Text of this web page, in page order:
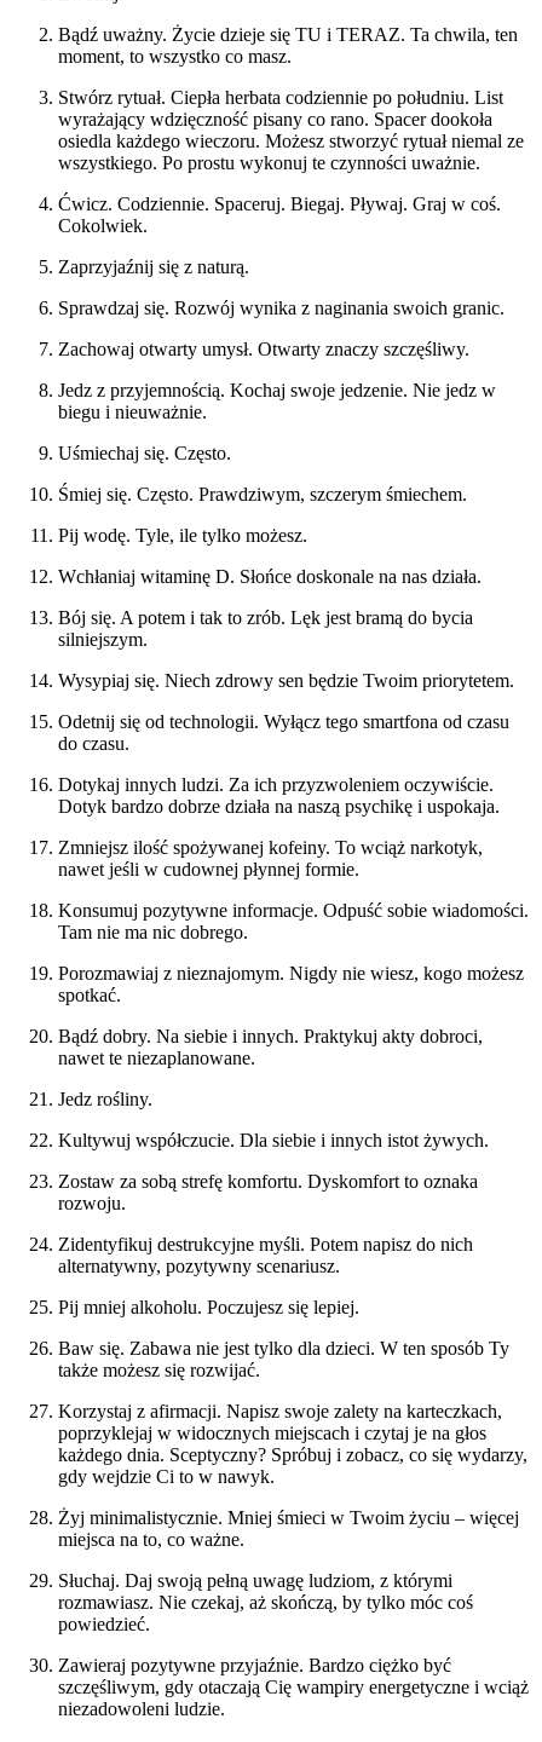
Bądź uważny. Życie dzieje się TU i TERAZ. Ta chwila, ten
moment, to wszystko co masz.
Stwórz rytuał. Ciepła herbata codziennie po południu. List
wyrażający wdzięczność pisany co rano. Spacer dookoła
osiedla każdego wieczoru. Możesz stworzyć rytuał niemal ze
wszystkiego. Po prostu wykonuj te czynności uważnie.
Ćwicz. Codziennie. Spaceruj. Biegaj. Pływaj. Graj w coś.
Cokolwiek.
Zaprzyjaźnij się z naturą.
Sprawdzaj się. Rozwój wynika z naginania swoich granic.
Zachowaj otwarty umysł. Otwarty znaczy szczęśliwy.
Jedz z przyjemnością. Kochaj swoje jedzenie. Nie jedz w
biegu i nieuważnie.
Uśmiechaj się. Często.
Śmiej się. Często. Prawdziwym, szczerym śmiechem.
Pij wodę. Tyle, ile tylko możesz.
Wchłaniaj witaminę D. Słońce doskonale na nas działa.
Bój się. A potem i tak to zrób. Lęk jest bramą do bycia
silniejszym.
Wysypiaj się. Niech zdrowy sen będzie Twoim priorytetem.
Odetnij się od technologii. Wyłącz tego smartfona od czasu
do czasu.
Dotykaj innych ludzi. Za ich przyzwoleniem oczywiście.
Dotyk bardzo dobrze działa na naszą psychikę i uspokaja.
Zmniejsz ilość spożywanej kofeiny. To wciąż narkotyk,
nawet jeśli w cudownej płynnej formie.
Konsumuj pozytywne informacje. Odpuść sobie wiadomości.
Tam nie ma nic dobrego.
Porozmawiaj z nieznajomym. Nigdy nie wiesz, kogo możesz
spotkać.
Bądź dobry. Na siebie i innych. Praktykuj akty dobroci,
nawet te niezaplanowane.
Jedz rośliny.
Kultywuj współczucie. Dla siebie i innych istot żywych.
Zostaw za sobą strefę komfortu. Dyskomfort to oznaka
rozwoju.
Zidentyfikuj destrukcyjne myśli. Potem napisz do nich
alternatywny, pozytywny scenariusz.
Pij mniej alkoholu. Poczujesz się lepiej.
Baw się. Zabawa nie jest tylko dla dzieci. W ten sposób Ty
także możesz się rozwijać.
Korzystaj z afirmacji. Napisz swoje zalety na karteczkach,
poprzyklejaj w widocznych miejscach i czytaj je na głos
każdego dnia. Sceptyczny? Spróbuj i zobacz, co się wydarzy,
gdy wejdzie Ci to w nawyk.
Żyj minimalistycznie. Mniej śmieci w Twoim życiu – więcej
miejsca na to, co ważne.
Słuchaj. Daj swoją pełną uwagę ludziom, z którymi
rozmawiasz. Nie czekaj, aż skończą, by tylko móc coś
powiedzieć.
Zawieraj pozytywne przyjaźnie. Bardzo ciężko być
szczęśliwym, gdy otaczają Cię wampiry energetyczne i wciąż
niezadowoleni ludzie.